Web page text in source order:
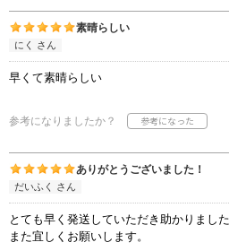
素晴らしい
にく さん
早くて素晴らしい
参考になりましたか？
ありがとうございました！
だいふく さん
とても早く発送していただき助かりました
また宜しくお願いします。